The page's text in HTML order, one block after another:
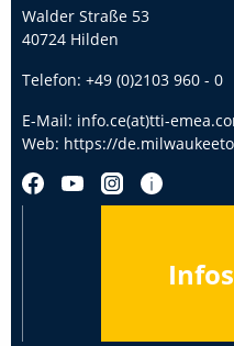
Walder Straße 53
40724 Hilden
Telefon: +49 (0)2103 960 - 0
E-Mail: info.ce(at)tti-
Web: https://